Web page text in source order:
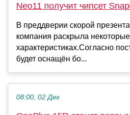
Neo11 получит чипсет
В преддверии скорой
компания раскрыла
характеристиках.Согласно
будет оснащён бо...
08:00, 02 Дек